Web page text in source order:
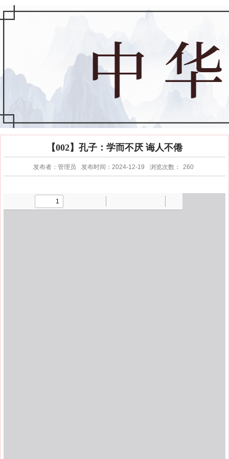
【002】孔子：学而不厌 诲人不倦
发布者：管理员 发布时间：2024-12-19 浏览次数： 260